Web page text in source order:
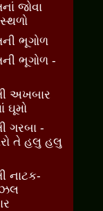
જોવા
ભૂગોળ
ભૂગોળ -
અખબાર
ઘૂમો
ગરબા -
તે હલુ હલુ
નાટક-